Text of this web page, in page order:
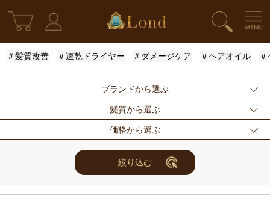
＃髪質改善 ＃速乾ドライヤー ＃ダメージケア ＃ヘアオイル
ブランドから選ぶ
指定なし Londオリジナル
ケラスターゼ
モロッカンオイル
ルベル
アリミノ
ナンバースリー
ミアン フォード
ホリスティックキ
アクティバート
髪質から選ぶ
ふんわり ハリ・コシ
ウェット
ツヤ
しっとり
価格から選ぶ
〜3000円
3001円〜5000円
円
30000円
絞り込む